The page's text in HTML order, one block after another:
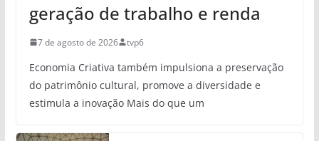
geração de trabalho e renda
7 de agosto de 2026 tvp6
Economia Criativa também impulsiona a preservação
do patrimônio cultural, promove a diversidade e
estimula a inovação Mais do que um